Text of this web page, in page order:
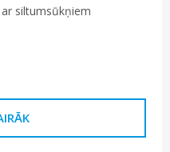
siltumsūkņiem